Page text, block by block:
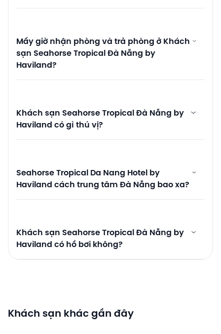
Mấy giờ nhận phòng và trả phòng ở Khách
sạn Seahorse Tropical Đà Nẵng by
Haviland?
Khách sạn Seahorse Tropical Đà Nẵng by
Haviland có gì thú vị?
Seahorse Tropical Da Nang Hotel by
Haviland cách trung tâm Đà Nẵng bao xa?
Khách sạn Seahorse Tropical Đà Nẵng by
Haviland có hồ bơi không?
Khách sạn khác gần đây